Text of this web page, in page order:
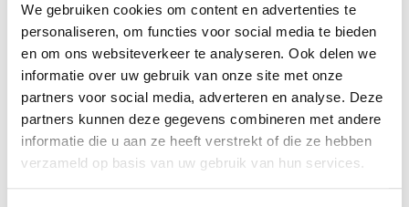
We gebruiken cookies om content en advertenties te
personaliseren, om functies voor social media te bieden
en om ons websiteverkeer te analyseren. Ook delen we
informatie over uw gebruik van onze site met onze
partners voor social media, adverteren en analyse. Deze
partners kunnen deze gegevens combineren met andere
informatie die u aan ze heeft verstrekt of die ze hebben
verzameld op basis van uw gebruik van hun services.
5
modellen
3